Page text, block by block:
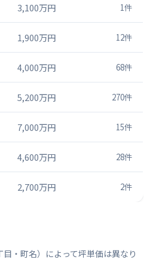
3,100万円 1件
1,900万円 12件
4,000万円 68件
5,200万円 270件
7,000万円 15件
4,600万円 28件
2,700万円 2件
・町名）によって坪単価は異なり